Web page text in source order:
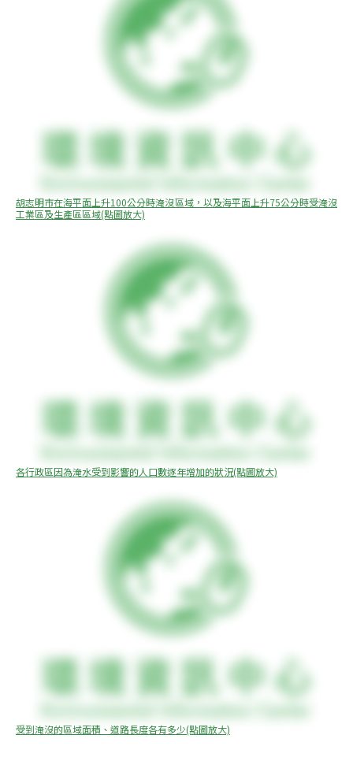
胡志明市在海平面上升100公分時淹沒區域，以及海平面上升75公分時受淹沒
工業區及生產區區域(點圖放大)
各行政區因為淹水受到影響的人口數逐年增加的狀況(點圖放大)
受到淹沒的區域面積、道路長度各有多少(點圖放大)